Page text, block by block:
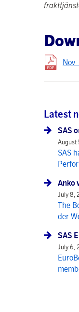
Latest
SAS
August
SAS
Anko
July 8,
The
der
SAS
July 6,